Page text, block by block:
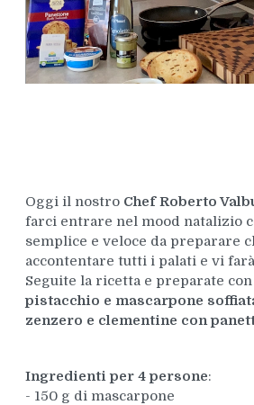
Oggi il nostro Chef Roberto
farci entrare nel mood natalizio
semplice e veloce da preparare
accontentare tutti i palati e vi
Seguite la ricetta e preparate
pistacchio e mascarpone
zenzero e clementine con
Ingredienti per 4 persone:
- 150 g di mascarpone